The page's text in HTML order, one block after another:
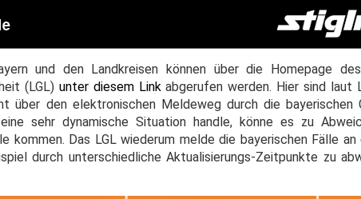
und den Landkreisen können über die Homepage
(LGL) unter diesem Linkabgerufen werden. Hier sind laut
über den elektronischen Meldeweg durch die bayerischen
sehr dynamische Situation handle, könne es zu
kommen. Das LGL wiederum melde die bayerischen Fälle
durch unterschiedliche Aktualisierungs-Zeitpunkte zu